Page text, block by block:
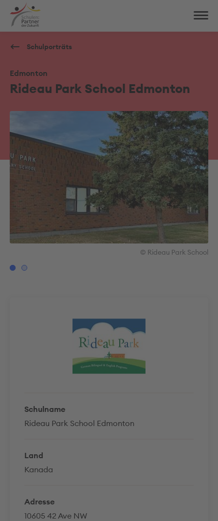
Schulporträts
Edmonton
Rideau Park School Edmonton
Schulname
Rideau Park School Edmonton
Land
Kanada
Adresse
10605 42 Ave NW
© Rideau Park School